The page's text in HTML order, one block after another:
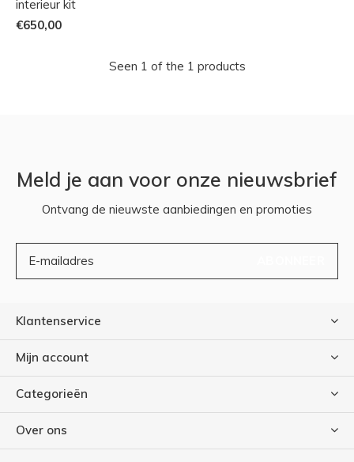
interieur kit
€650,00
Seen 1 of the 1 products
Meld je aan voor onze nieuwsbrief
Ontvang de nieuwste aanbiedingen en promoties
Klantenservice
Mijn account
Categorieën
Over ons